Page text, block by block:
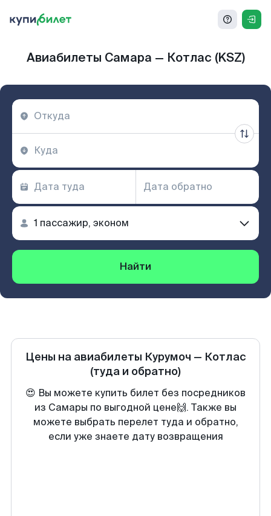
Авиабилеты Самара — Котлас (KSZ)
Найти
Цены на авиабилеты Курумоч — Котлас
(туда и обратно)
😍 Вы можете купить билет без посредников
из Самары по выгодной цене🙌. Также вы
можете выбрать перелет туда и обратно,
если уже знаете дату возвращения